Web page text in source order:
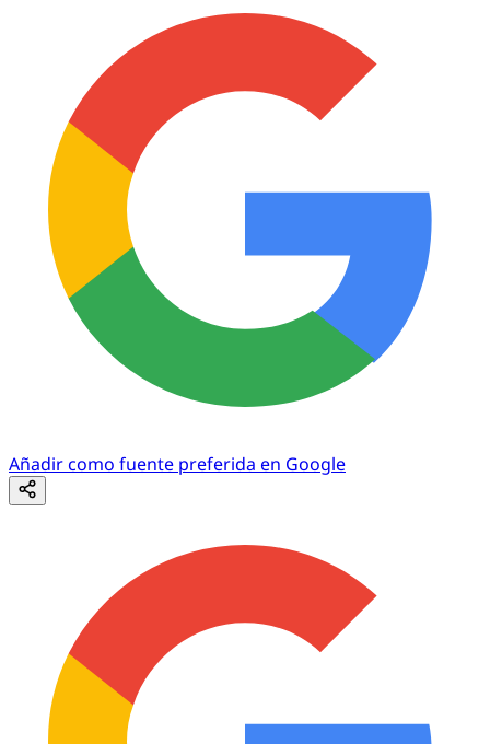
Añadir como fuente preferida en Google